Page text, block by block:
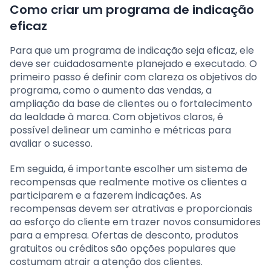
Como criar um programa de indicação
eficaz
Para que um programa de indicação seja eficaz, ele
deve ser cuidadosamente planejado e executado. O
primeiro passo é definir com clareza os objetivos do
programa, como o aumento das vendas, a
ampliação da base de clientes ou o fortalecimento
da lealdade à marca. Com objetivos claros, é
possível delinear um caminho e métricas para
avaliar o sucesso.
Em seguida, é importante escolher um sistema de
recompensas que realmente motive os clientes a
participarem e a fazerem indicações. As
recompensas devem ser atrativas e proporcionais
ao esforço do cliente em trazer novos consumidores
para a empresa. Ofertas de desconto, produtos
gratuitos ou créditos são opções populares que
costumam atrair a atenção dos clientes.